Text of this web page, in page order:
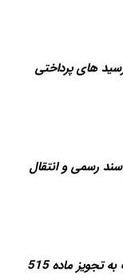
های پرداختی
سند رسمی و انتقال
پرداخت کلیه خسارات دادرسی در حق اینجانب به تجویز ماده 515